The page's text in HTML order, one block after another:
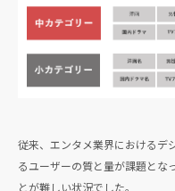
従来、エンタメ業界におけるデ
るユーザーの質と量が課題とな
とが難しい状況でした。